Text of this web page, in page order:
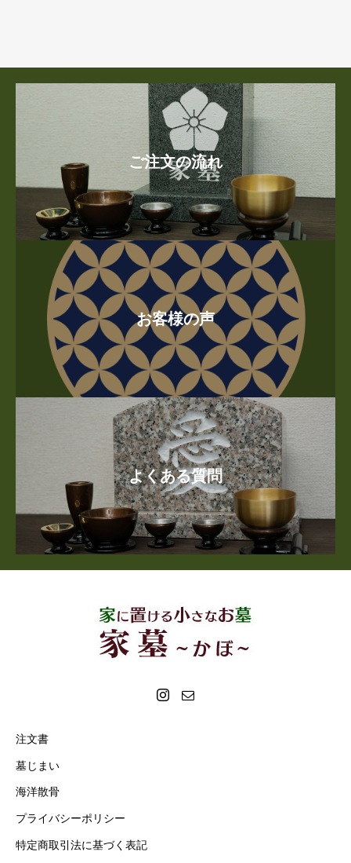
ご注文の流れ
お客様の声
よくある質問
注文書
墓じまい
海洋散骨
プライバシーポリシー
特定商取引法に基づく表記